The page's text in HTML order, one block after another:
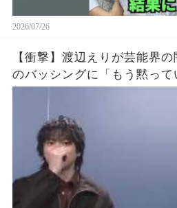
2026/07/26
【衝撃】渡辺えりが芸能界
のバッシングに「もう黙っ